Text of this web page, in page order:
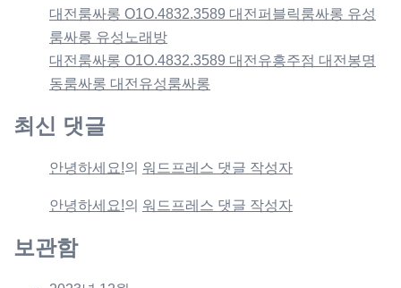
대전룸싸롱 O1O.4832.3589 대전퍼블릭룸싸롱 유성
룸싸롱 유성노래방
대전룸싸롱 O1O.4832.3589 대전유흥주점 대전봉명
동룸싸롱 대전유성룸싸롱
최신 댓글
안녕하세요!의 워드프레스 댓글 작성자
안녕하세요!의 워드프레스 댓글 작성자
보관함